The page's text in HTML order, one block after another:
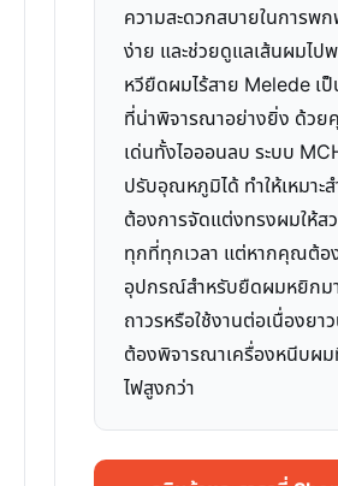
ความสะดวกสบายในการพก
ง่าย และช่วยดูแลเส้นผมไป
หวียืดผมไร้สาย Melede เ
ที่น่าพิจารณาอย่างยิ่ง ด้ว
เด่นทั้งไอออนลบ ระบบ
ปรับอุณหภูมิได้ ทำให้เหมาะ
ต้องการจัดแต่งทรงผมให้ส
ทุกที่ทุกเวลา แต่หากคุณต้อ
อุปกรณ์สำหรับยืดผมหยิกม
ถาวรหรือใช้งานต่อเนื่องยา
ต้องพิจารณาเครื่องหนีบผ
ไฟสูงกว่า